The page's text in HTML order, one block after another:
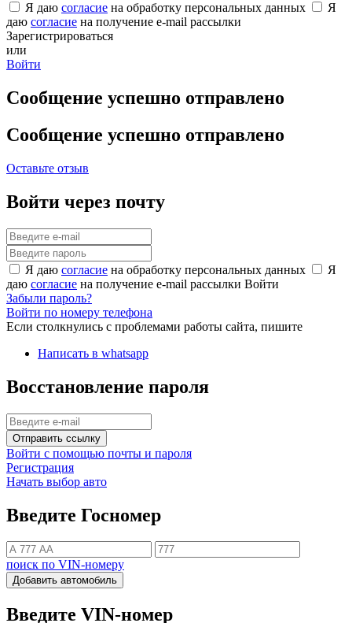
Я даю согласие на обработку персональных данных
Я
даю согласие на получение e-mail рассылки
Зарегистрироваться
или
Войти
Сообщение успешно отправлено
Сообщение успешно отправлено
Оставьте отзыв
Войти через почту
Я даю согласие на обработку персональных данных
Я
даю согласие на получение e-mail рассылки Войти
Забыли пароль?
Войти по номеру телефона
Если столкнулись с проблемами работы сайта, пишите
Написать в whatsapp
Восстановление пароля
Отправить ссылку
Войти с помощью почты и пароля
Регистрация
Начать выбор авто
Введите Госномер
поиск по VIN-номеру
Добавить автомобиль
Введите VIN-номер